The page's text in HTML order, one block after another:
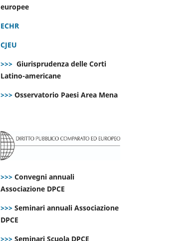
europee
ECHR
CJEU
>>> Giurisprudenza delle Corti
Latino-americane
>>> Osservatorio Paesi Area Mena
>>> Convegni annuali
Associazione DPCE
>>> Seminari annuali Associazione
DPCE
>>> Seminari Scuola DPCE